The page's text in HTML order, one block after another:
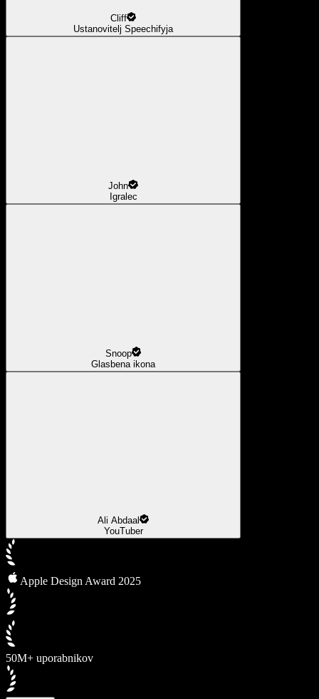
Cliff
Ustanovitelj Speechifyja
John
Igralec
Snoop
Glasbena ikona
Ali Abdaal
YouTuber
Apple Design Award 2025
50M+ uporabnikov